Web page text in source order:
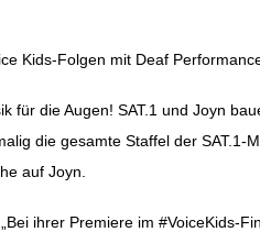
Kids-Folgen mit Deaf
für die Augen! SAT.1 und Joyn
die gesamte Staffel der SAT.1-
auf Joyn.
ihrer Premiere im #VoiceKids-